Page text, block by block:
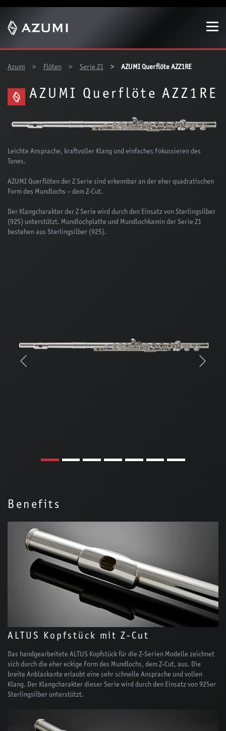
Diese Meldung nicht mehr anzeigen
Azumi
Flöten Serie Z1 AZUMI Querflöte AZZ1RE
AZUMI Querflöte AZZ1RE
Leichte Ansprache, kraftvoller Klang und einfaches Fokussieren des
Tones.
AZUMI Querflöten der Z Serie sind erkennbar an der eher quadratischen
Form des Mundlochs – dem Z-Cut.
Der Klangcharakter der Z Serie wird durch den Einsatz von Sterlingsilber
(925) unterstützt. Mundlochplatte und Mundlochkamin der Serie Z1
bestehen aus Sterlingsilber (925).
Previous Next
Benefits
ALTUS Kopfstück mit Z-Cut
Das handgearbeitete ALTUS Kopfstück für die Z-Serien Modelle zeichnet
sich durch die eher eckige Form des Mundlochs, dem Z-Cut, aus. Die
breite Anblaskante erlaubt eine sehr schnelle Ansprache und vollen
Klang. Der Klangcharakter dieser Serie wird durch den Einsatz von 925er
Sterlingsilber unterstützt.